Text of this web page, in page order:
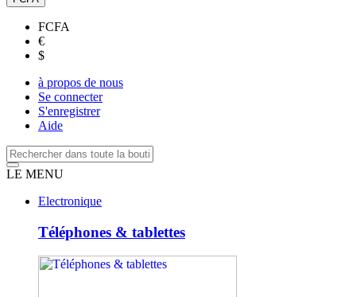
FCFA
€
$
à propos de nous
Se connecter
S'enregistrer
Aide
LE MENU
Electronique
Téléphones & tablettes